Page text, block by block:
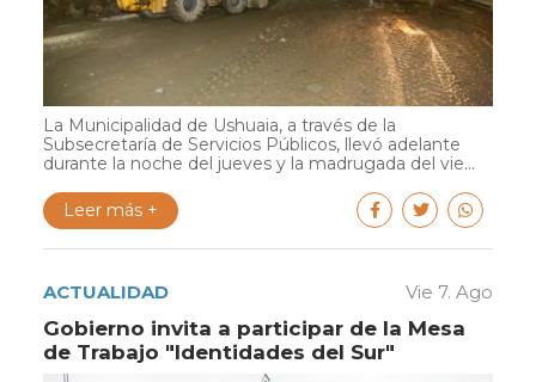
La Municipalidad de Ushuaia, a través de la
Subsecretaría de Servicios Públicos, llevó adelante
durante la noche del jueves y la madrugada del vie...
Leer más +
ACTUALIDAD Vie 7. Ago
Gobierno invita a participar de la Mesa
de Trabajo "Identidades del Sur"